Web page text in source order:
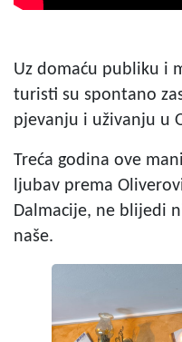
Uz domaću publiku i
turisti su spontano
pjevanju i uživanju u
Treća godina ove
ljubav prema
Dalmacije, ne blijedi
naše.